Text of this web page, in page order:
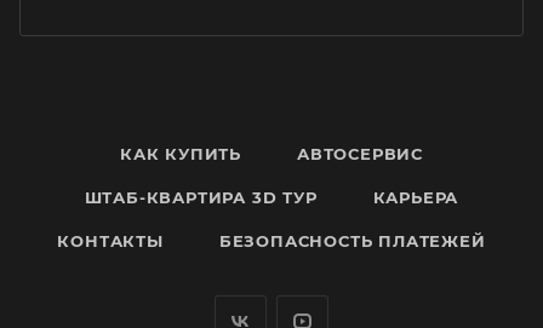
КАК КУПИТЬ АВТОСЕРВИС
ШТАБ-КВАРТИРА 3D ТУР КАРЬЕРА
КОНТАКТЫ БЕЗОПАСНОСТЬ ПЛАТЕЖЕЙ